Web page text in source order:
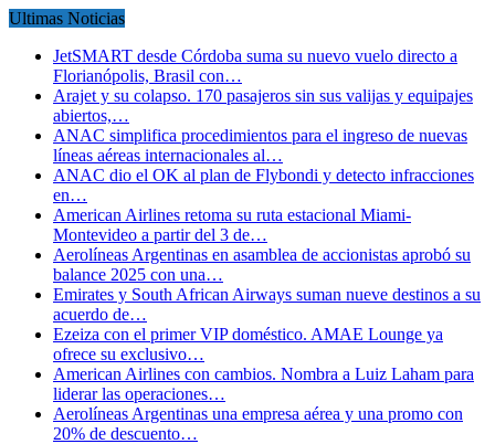
Ultimas Noticias
JetSMART desde Córdoba suma su nuevo vuelo directo a
Florianópolis, Brasil con…
Arajet y su colapso. 170 pasajeros sin sus valijas y equipajes
abiertos,…
ANAC simplifica procedimientos para el ingreso de nuevas
líneas aéreas internacionales al…
ANAC dio el OK al plan de Flybondi y detecto infracciones
en…
American Airlines retoma su ruta estacional Miami-
Montevideo a partir del 3 de…
Aerolíneas Argentinas en asamblea de accionistas aprobó su
balance 2025 con una…
Emirates y South African Airways suman nueve destinos a su
acuerdo de…
Ezeiza con el primer VIP doméstico. AMAE Lounge ya
ofrece su exclusivo…
American Airlines con cambios. Nombra a Luiz Laham para
liderar las operaciones…
Aerolíneas Argentinas una empresa aérea y una promo con
20% de descuento…